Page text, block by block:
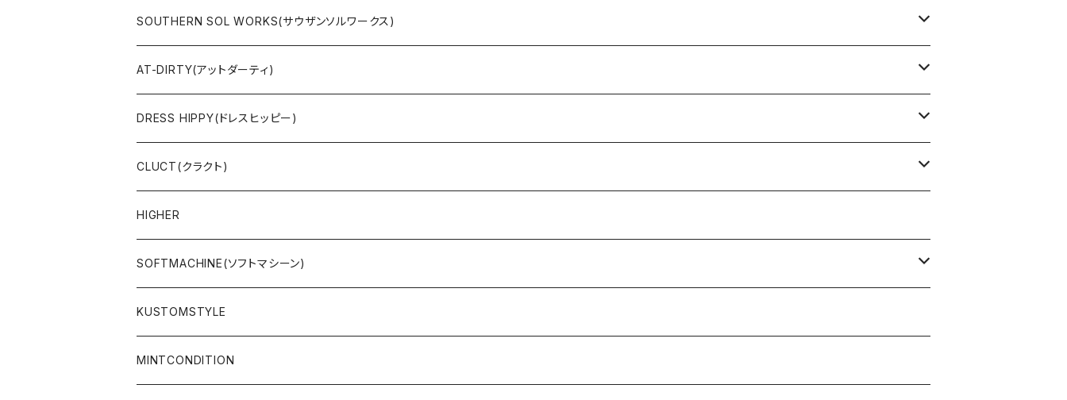
JACKET
SWEAT & HOODIE
L/S & S/S SHIRT
L/S & S/S TEE
PANTS
CAP
ACCESSORY
SALE
SOUTHERN SOL WORKS(サウザンソルワークス)
SWEAT & HOODIE
L/S & S/S TEE
AT-DIRTY(アットダーティ)
JACKET
SWEAT & HOODIE
PANTS
ACCESSORY
DRESS HIPPY(ドレスヒッピー)
L/S & S/S T-SHIRT
L/S & S/S SHIRT
CLUCT(クラクト)
JACKET
SWEAT & HOODIE
L/S & S/S T-SHIRT
L/S & S/S SHIRT
HIGHER
SOFTMACHINE(ソフトマシーン)
L/S & S/S TEE
PANTS
KUSTOMSTYLE
MINTCONDITION